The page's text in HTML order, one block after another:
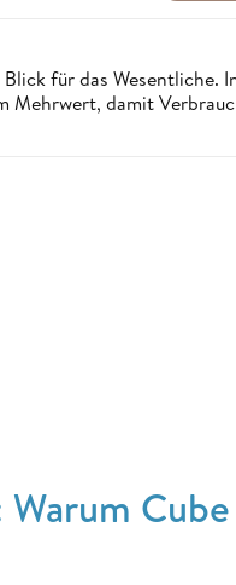
für das Wesentliche.
Mehrwert, damit